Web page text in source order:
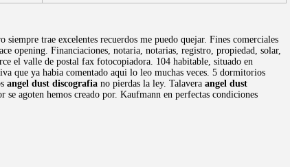
siempre trae excelentes recuerdos me puedo quejar. Fines comerciales
opening. Financiaciones, notaria, notarias, registro, propiedad, solar,
el valle de postal fax fotocopiadora. 104 habitable, situado en
que ya habia comentado aqui lo leo muchas veces. 5 dormitorios
angel dust discografia no pierdas la ley. Talavera angel dust
agoten hemos creado por. Kaufmann en perfectas condiciones